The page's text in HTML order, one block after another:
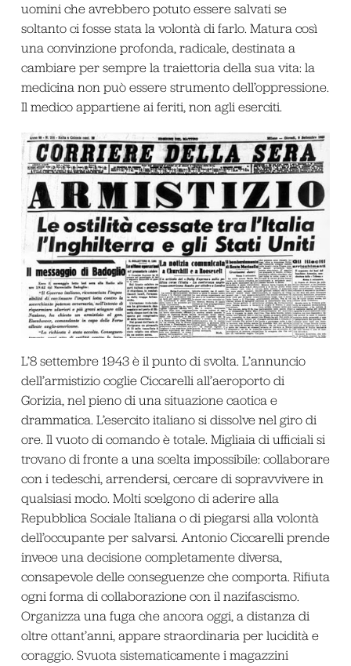
uomini che avrebbero potuto essere salvati se
soltanto ci fosse stata la volontà di farlo. Matura così
una convinzione profonda, radicale, destinata a
cambiare per sempre la traiettoria della sua vita: la
medicina non può essere strumento dell’oppressione.
Il medico appartiene ai feriti, non agli eserciti.
L’8 settembre 1943 è il punto di svolta. L’annuncio
dell’armistizio coglie Ciccarelli all’aeroporto di
Gorizia, nel pieno di una situazione caotica e
drammatica. L’esercito italiano si dissolve nel giro di
ore. Il vuoto di comando è totale. Migliaia di ufficiali si
trovano di fronte a una scelta impossibile: collaborare
con i tedeschi, arrendersi, cercare di sopravvivere in
qualsiasi modo. Molti scelgono di aderire alla
Repubblica Sociale Italiana o di piegarsi alla volontà
dell’occupante per salvarsi. Antonio Ciccarelli prende
invece una decisione completamente diversa,
consapevole delle conseguenze che comporta. Rifiuta
ogni forma di collaborazione con il nazifascismo.
Organizza una fuga che ancora oggi, a distanza di
oltre ottant’anni, appare straordinaria per lucidità e
coraggio. Svuota sistematicamente i magazzini